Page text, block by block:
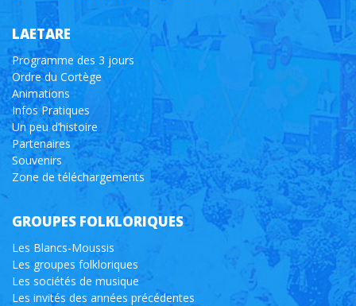
LAETARE
Programme des 3 jours
Ordre du Cortège
Animations
Infos Pratiques
Un peu d’histoire
Partenaires
Souvenirs
Zone de téléchargements
GROUPES FOLKLORIQUES
Les Blancs-Moussis
Les groupes folkloriques
Les sociétés de musique
Les invités des années précédentes